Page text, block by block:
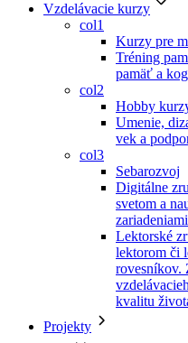
Vzdelávacie kurzy
col1
Kurzy pre
Tréning
pamäť a
col2
Hobby
Umenie,
vek a
col3
Sebarozvoj
Digitálne
svetom a
Lektorské
lektorom či
rovesníkov.
kvalitu
Projekty